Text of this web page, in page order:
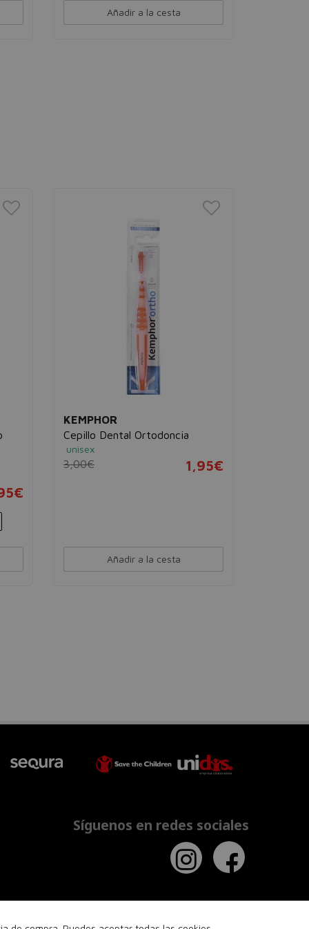
Añadir a la cesta
KEMPHOR
Cepillo Dental Ortodoncia
unisex
3,00€ 1,95€
Añadir a la cesta
Síguenos en redes sociales